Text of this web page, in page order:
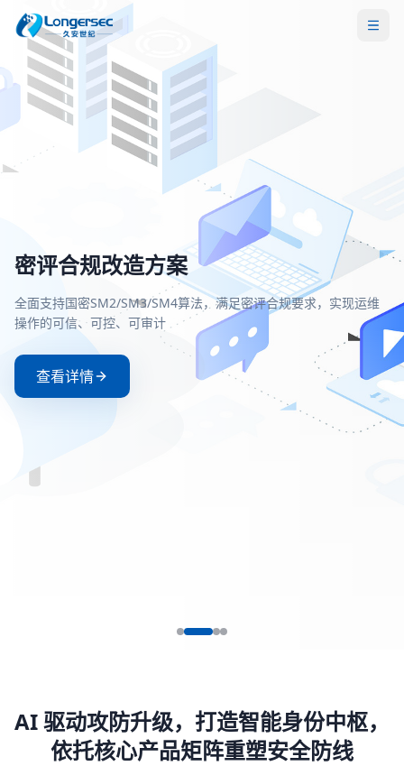
一站式等保安全解决方案
覆盖定级、备案、整改、测评全流程，助力企业快速、低成本通
等级保护测评，满足等保2.0合规要求
查看详情
密评合规改造方案
全面支持国密SM2/SM3/SM4算法，满足密评合规要求，实现运维
操作的可信、可控、可审计
查看详情
两高一弱安全解决方案
聚焦高危漏洞、高危端口和弱口令治理，构建主动防御与持续监
的安全防护体系
查看详情
零信任安全接入解决方案
基于零信任架构实现身份验证与动态授权，确保每一次访问都经
严格验证和持续评估
查看详情
AI 驱动攻防升级，打造智能身份中枢，
依托核心产品矩阵重塑安全防线